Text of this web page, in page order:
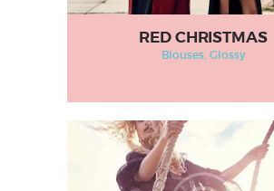
RED CHRISTMAS
Blouses, Glossy